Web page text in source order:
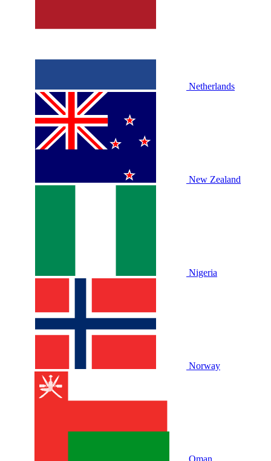
Netherlands
New Zealand
Nigeria
Norway
Oman